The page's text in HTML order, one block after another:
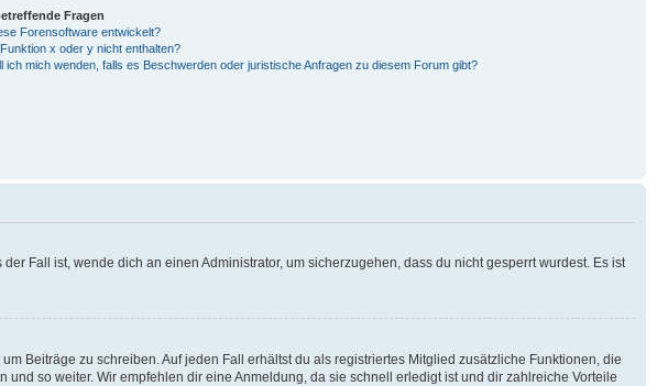
Fragen
Forensoftware entwickelt?
x oder y nicht enthalten?
ich mich wenden, falls es Beschwerden oder juristische Anfragen zu diesem Forum gibt?
Fall ist, wende dich an einen Administrator, um sicherzugehen, dass du nicht gesperrt wurdest. Es ist
Beiträge zu schreiben. Auf jeden Fall erhältst du als registriertes Mitglied zusätzliche Funktionen, die
so weiter. Wir empfehlen dir eine Anmeldung, da sie schnell erledigt ist und dir zahlreiche Vorteile